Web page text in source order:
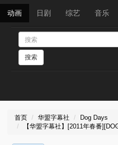
动画 日剧 综艺 音乐
搜索
首页 华盟字幕社
Dog Days
【华盟字幕社】[2011年春番